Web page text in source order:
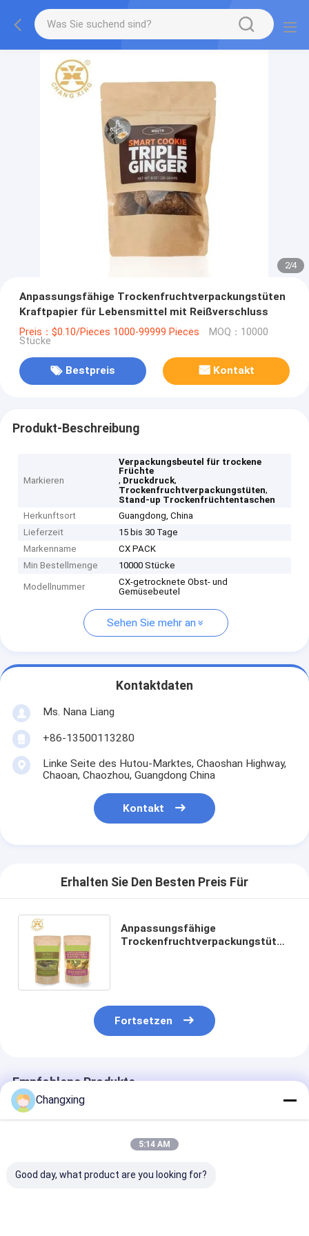
2/4
Anpassungsfähige Trockenfruchtverpackungstüten
Kraftpapier für Lebensmittel mit Reißverschluss
Preis：$0.10/Pieces 1000-99999 Pieces MOQ：10000
Stücke
Bestpreis Kontakt
Produkt-Beschreibung
Markieren
Verpackungsbeutel für trockene
Früchte
, Druckdruck,
Trockenfruchtverpackungstüten,
Stand-up Trockenfrüchtentaschen
Herkunftsort
Guangdong, China
Lieferzeit
15 bis 30 Tage
Markenname
CX PACK
Min Bestellmenge
10000 Stücke
Modellnummer
CX-getrocknete Obst- und
Gemüsebeutel
Sehen Sie mehr an
Kontaktdaten
Ms. Nana Liang
+86-13500113280
Linke Seite des Hutou-Marktes, Chaoshan Highway,
Chaoan, Chaozhou, Guangdong China
Kontakt
Erhalten Sie Den Besten Preis Für
Anpassungsfähige
Trockenfruchtverpackungstüten
Fortsetzen
Empfohlene Produkte
Changxing
5:14 AM
Good day, what product are you looking for?